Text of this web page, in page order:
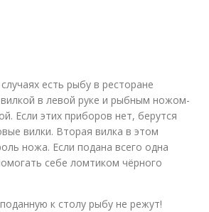
есть рыбу в ресторане
в левой руке и рыбным ножом-
Если этих приборов нет, берутся
вилки. Вторая вилка в этом
ножа. Если подана всего одна
себе ломтиком чёрного
к столу рыбу не режут!